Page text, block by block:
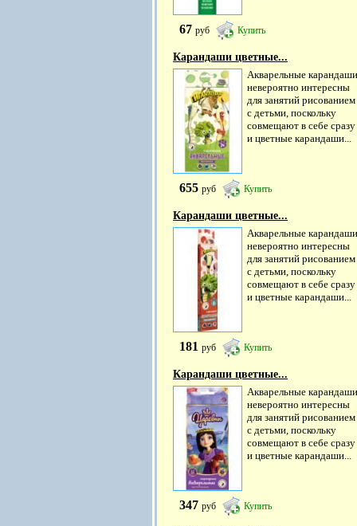
67 руб Купить
Карандаши цветные...
Акварельные карандаши
невероятно интересны
для занятий рисованием
с детьми, поскольку
совмещают в себе сразу
и цветные карандаши...
655 руб Купить
Карандаши цветные...
Акварельные карандаши
невероятно интересны
для занятий рисованием
с детьми, поскольку
совмещают в себе сразу
и цветные карандаши...
181 руб Купить
Карандаши цветные...
Акварельные карандаши
невероятно интересны
для занятий рисованием
с детьми, поскольку
совмещают в себе сразу
и цветные карандаши...
347 руб Купить